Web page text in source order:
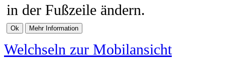
in der Fußzeile ändern.
Welchseln zur Mobilansicht